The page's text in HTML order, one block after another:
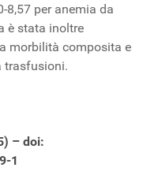
8,57 per anemia da
è stata inoltre
morbilità composita e
trasfusioni.
– doi:
1